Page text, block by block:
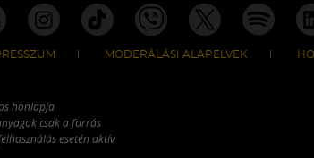
MODERÁLÁSI ALAPELVEK
honlapja
csak a forrás
esetén aktív